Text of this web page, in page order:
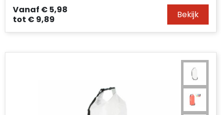
Vanaf € 5,98
tot € 9,89 Bekijk